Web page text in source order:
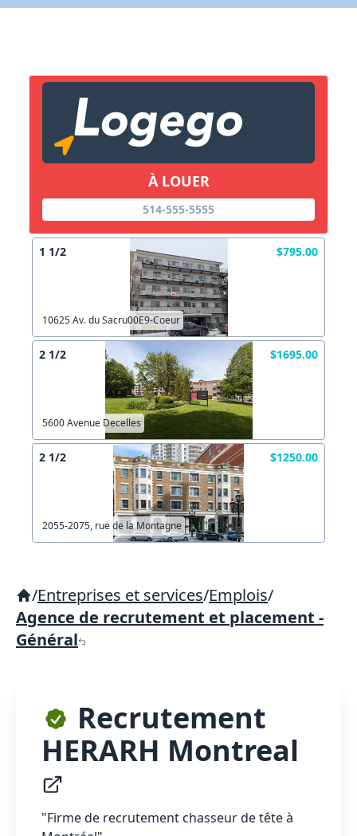
À LOUER
514-555-5555
1 1/2 $795.00
10625 Av. du Sacru00E9-Coeur
2 1/2 $1695.00
5600 Avenue Decelles
2 1/2 $1250.00
2055-2075, rue de la Montagne
/Entreprises et services/Emplois/
Agence de recrutement et placement -
Général
Recrutement
HERARH Montreal
"Firme de recrutement chasseur de tête à
Lien vers inscription (sera inclus dans courriel)
Copier lien
X Fermer